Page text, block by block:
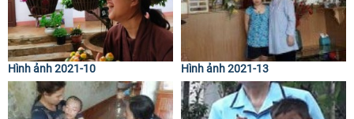
Hình ảnh 2021-10 Hình ảnh 2021-13